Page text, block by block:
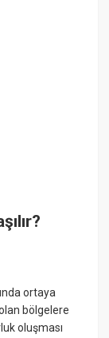
ortaya
bölgelere
oluşması